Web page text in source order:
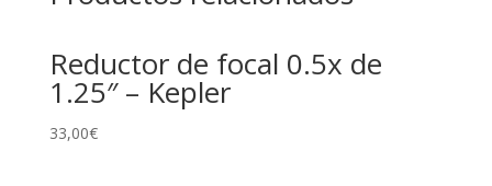
Reductor de focal 0.5x de
1.25″ – Kepler
33,00€